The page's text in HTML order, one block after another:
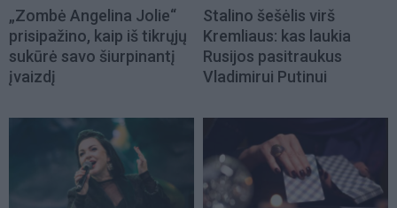
„Zombė Angelina Jolie“
prisipažino, kaip iš tikrųjų
sukūrė savo šiurpinantį
įvaizdį
Stalino šešėlis virš
Kremliaus: kas laukia
Rusijos pasitraukus
Vladimirui Putinui